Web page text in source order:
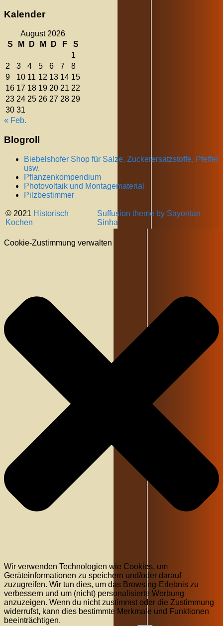
Kalender
August 2026
S
M D M D F
S
1
2
3 4 5 6 7
8
9
10 11 12 13 14 15
16 17 18 19 20 21 22
23 24 25 26 27 28 29
30 31
« Feb.
Blogroll
Biebelshofer Shop für Salze, Zuckerersatzstoffe, Pfeffer
usw.
Pflanzenkompendium
Photovoltaik und Montagematerial
Pilzbestimmer
© 2021 Historisch
Kochen
Suffusion theme by Sayontan
Sinha
Cookie-Zustimmung verwalten
Wir verwenden Technologien wie Cookies, um
Geräteinformationen zu speichern und/oder darauf
zuzugreifen. Wir tun dies, um das Browsing-Erlebnis zu
verbessern und um (nicht) personalisierte Werbung
anzuzeigen. Wenn du nicht zustimmst oder die Zustimmung
widerrufst, kann dies bestimmte Merkmale und Funktionen
beeinträchtigen.